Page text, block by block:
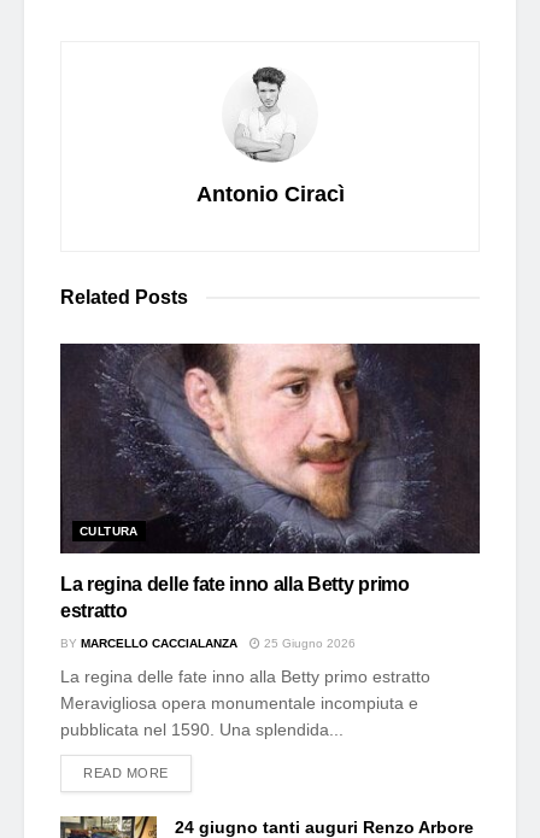
Antonio Ciracì
Related Posts
CULTURA
La regina delle fate inno alla Betty primo
estratto
BY MARCELLO CACCIALANZA 25 Giugno 2026
La regina delle fate inno alla Betty primo estratto
Meravigliosa opera monumentale incompiuta e
pubblicata nel 1590. Una splendida...
READ MOREDETAILS
24 giugno tanti auguri Renzo Arbore